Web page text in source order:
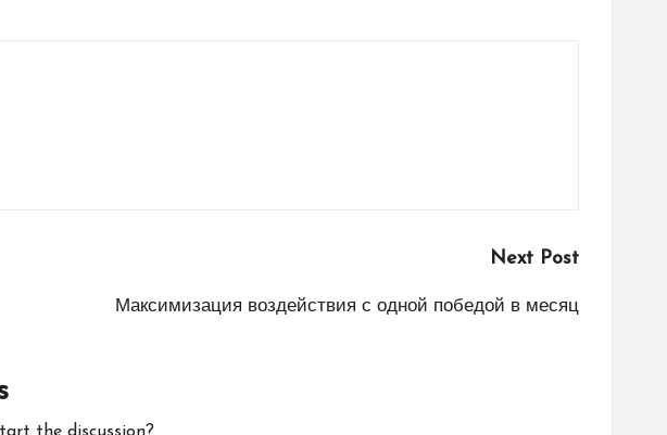
Next Post
Максимизация воздействия с одной победой в месяц